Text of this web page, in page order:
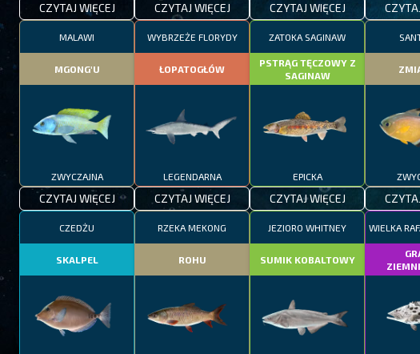
CZYTAJ WIĘCEJ CZYTAJ WIĘCEJ CZYTAJ WIĘCEJ
MALAWI
MGONG'U
ZWYCZAJNA
CZYTAJ WIĘCEJ
WYBRZEŻE FLORYDY
ŁOPATOGŁÓW
LEGENDARNA
CZYTAJ WIĘCEJ
ZATOKA SAGINAW
PSTRĄG TĘCZOWY Z
SAGINAW
EPICKA
CZYTAJ WIĘCEJ
CZEDŻU
SKALPEL
RZEKA MEKONG
ROHU
JEZIORO WHITNEY
SUMIK KOBALTOWY
WIELKA